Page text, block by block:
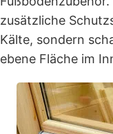
zusätzliche
Kälte, sondern
ebene Fläche im